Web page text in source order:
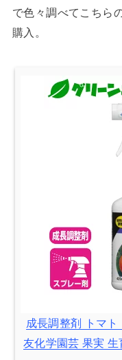
で色々調べてこちら
購入。
成長調整剤 トマ
友化学園芸 果実